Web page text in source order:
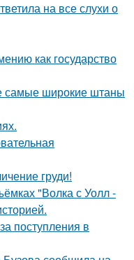
на все слухи о
как государство
самые широкие штаны
груди!
"Волка с Уолл -
поступления в